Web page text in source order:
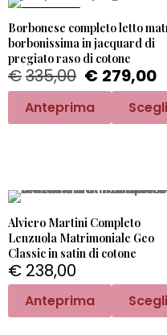
Borbonese completo letto
borbonissima in jacquard di
pregiato raso di cotone
€335,00 € 279,00
Anteprima Scegli
Alviero Martini Completo
Lenzuola Matrimoniale Geo
Classic in satin di cotone
€ 238,00
Anteprima Scegli